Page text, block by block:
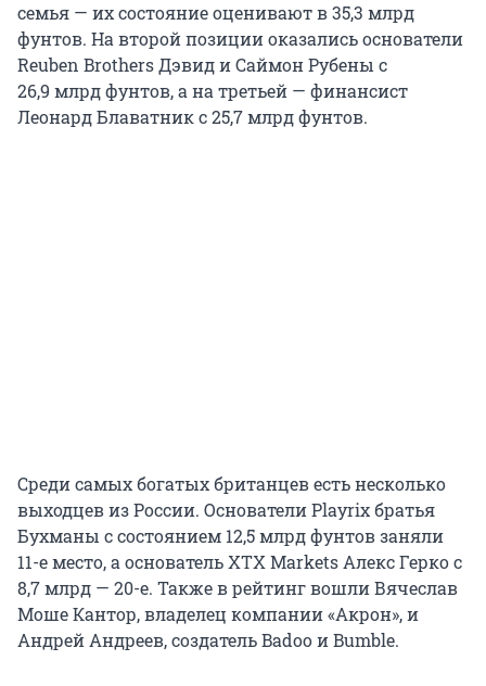
семья — их состояние оценивают в 35,3 млрд
фунтов. На второй позиции оказались основатели
Reuben Brothers Дэвид и Саймон Рубены с
26,9 млрд фунтов, а на третьей — финансист
Леонард Блаватник с 25,7 млрд фунтов.
Среди самых богатых британцев есть несколько
выходцев из России. Основатели Playrix братья
Бухманы с состоянием 12,5 млрд фунтов заняли
11-е место, а основатель XTX Markets Алекс Герко с
8,7 млрд — 20-е. Также в рейтинг вошли Вячеслав
Моше Кантор, владелец компании «Акрон», и
Андрей Андреев, создатель Badoo и Bumble.